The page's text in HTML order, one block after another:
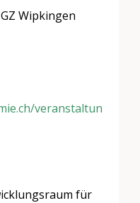
Wipkingen
veranstaltun
für